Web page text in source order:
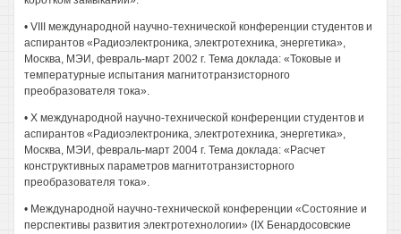
• VIII международной научно-технической конференции студентов и
аспирантов «Радиоэлектроника, электротехника, энергетика»,
Москва, МЭИ, февраль-март 2002 г. Тема доклада: «Токовые и
температурные испытания магнитотранзисторного
преобразователя тока».
• X международной научно-технической конференции студентов и
аспирантов «Радиоэлектроника, электротехника, энергетика»,
Москва, МЭИ, февраль-март 2004 г. Тема доклада: «Расчет
конструктивных параметров магнитотранзисторного
преобразователя тока».
• Международной научно-технической конференции «Состояние и
перспективы развития электротехнологии» (IX Бенардосовские